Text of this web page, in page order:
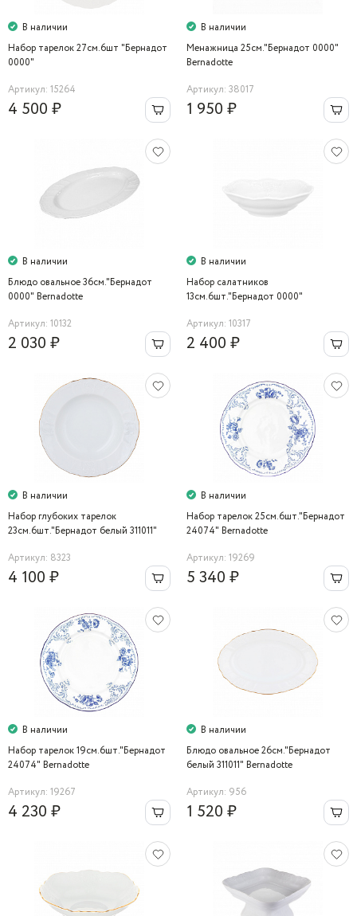
В наличии
Набор тарелок 27см.6шт "Бернадот
0000"
Артикул: 15264
4 500 ₽
В наличии
Менажница 25см."Бернадот 0000"
Bernadotte
Артикул: 38017
1 950 ₽
В наличии
Блюдо овальное 36см."Бернадот
0000" Bernadotte
Артикул: 10132
2 030 ₽
В наличии
Набор салатников
13см.6шт."Бернадот 0000"
Артикул: 10317
2 400 ₽
В наличии
Набор глубоких тарелок
23см.6шт."Бернадот белый 311011"
Артикул: 8323
4 100 ₽
В наличии
Набор тарелок 25см.6шт."Бернадот
24074" Bernadotte
Артикул: 19269
5 340 ₽
В наличии
Набор тарелок 19см.6шт."Бернадот
24074" Bernadotte
Артикул: 19267
4 230 ₽
В наличии
Блюдо овальное 26см."Бернадот
белый 311011" Bernadotte
Артикул: 956
1 520 ₽